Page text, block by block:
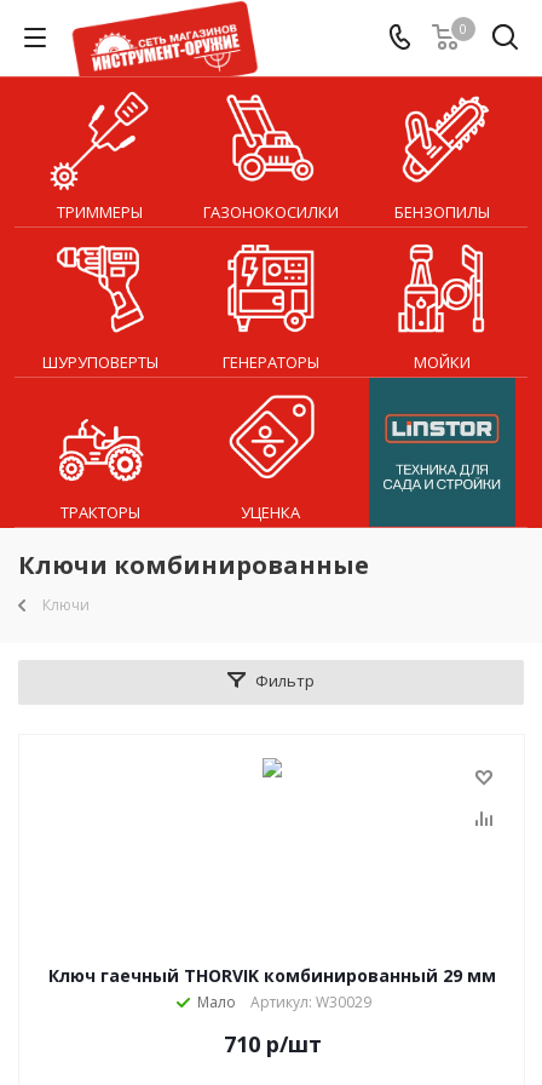
0
ТРИММЕРЫ ГАЗОНОКОСИЛКИ БЕНЗОПИЛЫ
ШУРУПОВЕРТЫ ГЕНЕРАТОРЫ МОЙКИ
ТРАКТОРЫ УЦЕНКА
Ключи комбинированные
Ключи
Фильтр
Ключ гаечный THORVIK комбинированный 29 мм
Мало Артикул: W30029
710р/шт